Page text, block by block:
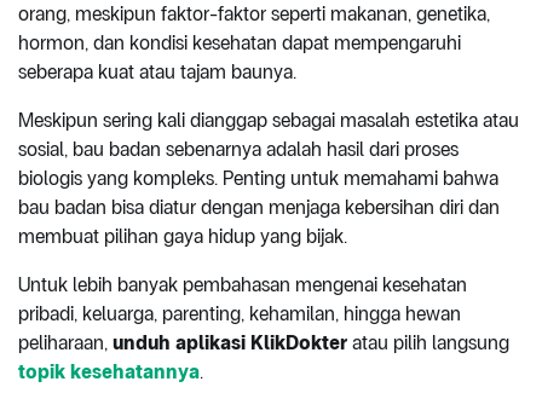
orang, meskipun faktor-faktor seperti makanan, genetika,
hormon, dan kondisi kesehatan dapat mempengaruhi
seberapa kuat atau tajam baunya.
Meskipun sering kali dianggap sebagai masalah estetika atau
sosial, bau badan sebenarnya adalah hasil dari proses
biologis yang kompleks. Penting untuk memahami bahwa
bau badan bisa diatur dengan menjaga kebersihan diri dan
membuat pilihan gaya hidup yang bijak.
Untuk lebih banyak pembahasan mengenai kesehatan
pribadi, keluarga, parenting, kehamilan, hingga hewan
peliharaan, unduh aplikasi KlikDokter atau pilih langsung
topik kesehatannya.